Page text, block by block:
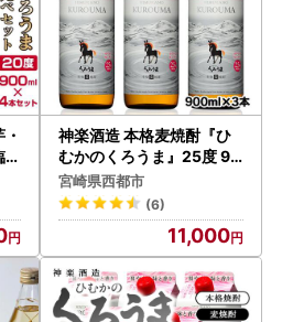
『オンラインワンストップ特例申
ど以下の機能をご利用いただけま
ださい。
出来ること
認
タのダウンロード
プ特例申請
住所の変更 など
が反映されます。
イトへ移管します
神楽酒造 本格麦焼酎『ひ
むかのくろうま』25度 90
0ml×3本セット＜23-3a
＞
宮崎県西都市
(6)
11,000